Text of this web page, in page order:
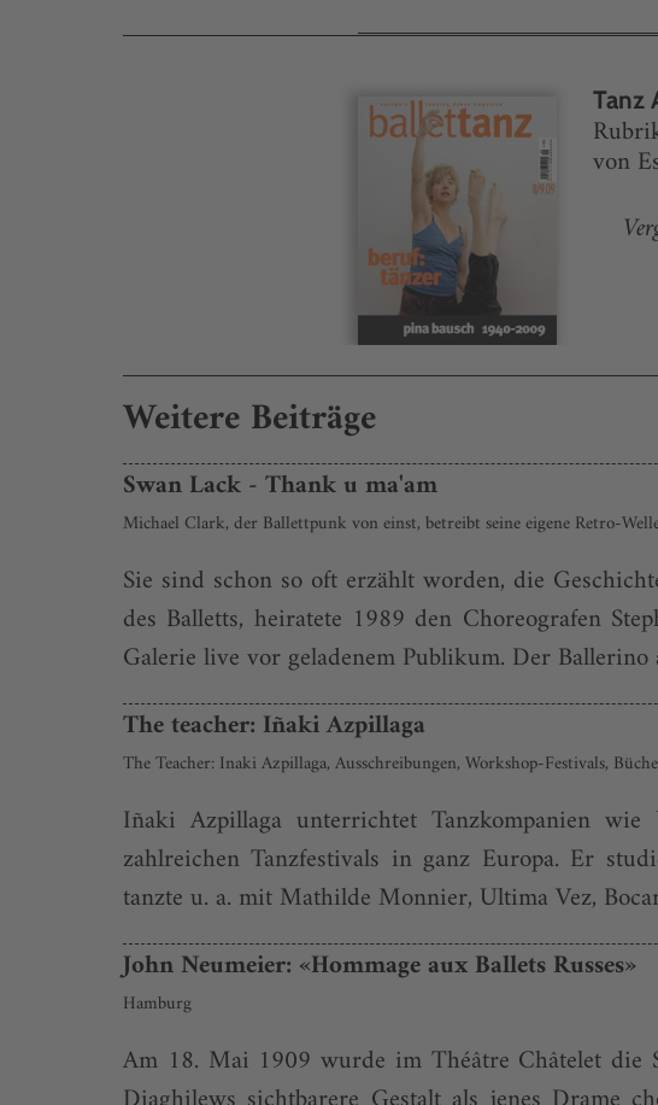
Tanz
von
Weitere Beiträge
Swan Lack - Thank u ma'am
Michael Clark, der Ballettpunk von einst, betreibt seine eigene Retro-
Sie sind schon so oft erzählt worden, die
des Balletts, heiratete 1989 den Choreografen
Galerie live vor geladenem Publikum. Der
The teacher: Iñaki Azpillaga
The Teacher: Inaki Azpillaga, Ausschreibungen, Workshop-Festivals,
Iñaki Azpillaga unterrichtet Tanzkompanien
zahlreichen Tanzfestivals in ganz Europa. Er
tanzte u. a. mit Mathilde Monnier, Ultima Vez,
John Neumeier: «Hommage aux Ballets Russes»
Hamburg
Am 18. Mai 1909 wurde im Théâtre Châtelet die